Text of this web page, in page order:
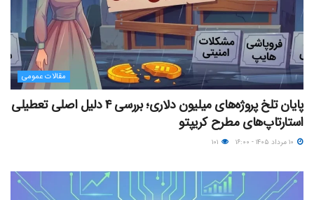
مقالات عمومی
پایان تلخ پروژه‌های میلیون دلاری؛ بررسی ۴ دلیل اصلی تعطیلی
استارتاپ‌های مطرح کریپتو